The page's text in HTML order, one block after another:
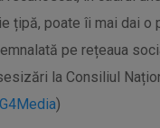
țipă, poate îi mai dai
pe rețeaua
la Consiliul
G4Media)